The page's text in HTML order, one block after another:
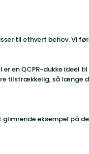
til ethvert behov. Vi
en QCPR-dukke ideel
tilstrækkelig, så længe
glimrende eksempel på